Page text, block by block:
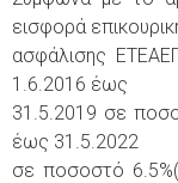
εισφορά
ασφάλισης
1.6.2016 έως
31.5.2019 σε
έως 31.5.2022
σε ποσοστό